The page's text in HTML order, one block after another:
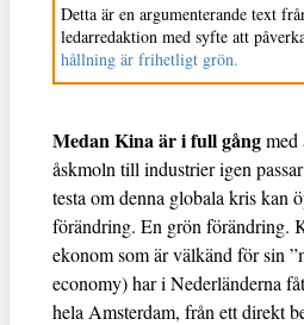
Detta är en argumenterande text
ledarredaktion med syfte att
hållning är frihetligt grön.
Medan Kina är i full gångmed
åskmoln till industrier igen
testa om denna globala kris kan
förändring. En grön förändring.
ekonom som är välkänd för sin
economy) har i Nederländerna
hela Amsterdam, från ett direkt